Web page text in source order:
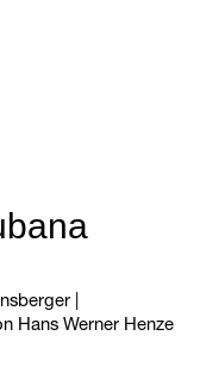
Hans Werner Henze